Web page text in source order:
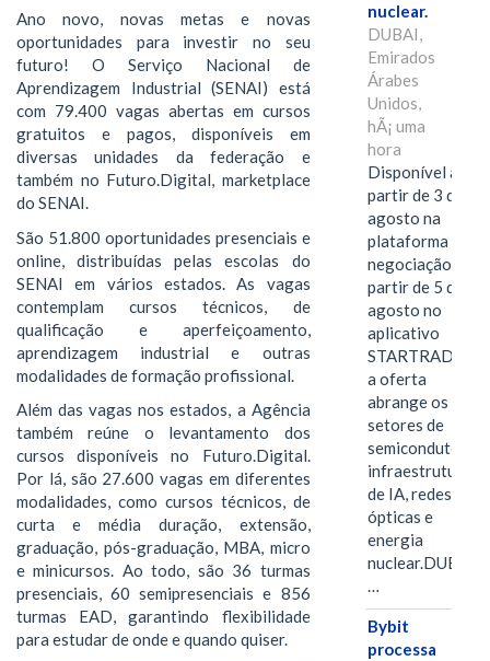
Ano novo, novas metas e novas
oportunidades para investir no seu
futuro! O Serviço Nacional de
Aprendizagem Industrial (SENAI) está
com 79.400 vagas abertas em cursos
gratuitos e pagos, disponíveis em
diversas unidades da federação e
também no Futuro.Digital, marketplace
do SENAI.
São 51.800 oportunidades presenciais e
online, distribuídas pelas escolas do
SENAI em vários estados. As vagas
contemplam cursos técnicos, de
qualificação e aperfeiçoamento,
aprendizagem industrial e outras
modalidades de formação profissional.
Além das vagas nos estados, a Agência
também reúne o levantamento dos
cursos disponíveis no Futuro.Digital.
Por lá, são 27.600 vagas em diferentes
modalidades, como cursos técnicos, de
curta e média duração, extensão,
graduação, pós-graduação, MBA, micro
e minicursos. Ao todo, são 36 turmas
presenciais, 60 semipresenciais e 856
turmas EAD, garantindo flexibilidade
para estudar de onde e quando quiser.
nuclear.
DUBAI,
Emirados
Árabes
Unidos,
hÃ¡ uma
hora
Disponível a
partir de 3 de
agosto na
plataforma de
negociação e a
partir de 5 de
agosto no
aplicativo
STARTRADER,
a oferta
abrange os
setores de
semicondutores,
infraestrutura
de IA, redes
ópticas e
energia
nuclear.DUBAI,
…
Bybit
processa